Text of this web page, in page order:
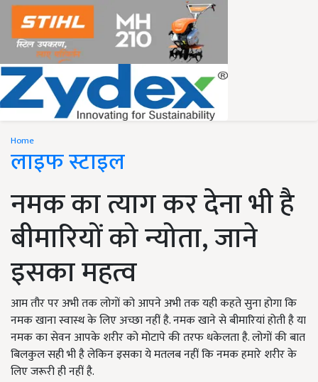
Home
लाइफ स्टाइल
नमक का त्याग कर देना भी है
बीमारियों को न्योता, जाने
इसका महत्व
आम तौर पर अभी तक लोगों को आपने अभी तक यही कहते सुना होगा कि
नमक खाना स्वास्थ के लिए अच्छा नहीं है. नमक खाने से बीमारियां होती है या
नमक का सेवन आपके शरीर को मोटापे की तरफ धकेलता है. लोगों की बात
बिलकुल सही भी है लेकिन इसका ये मतलब नहीं कि नमक हमारे शरीर के
लिए जरूरी ही नहीं है.